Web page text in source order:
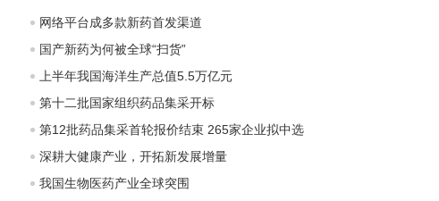
网络平台成多款新药首发渠道
国产新药为何被全球“扫货”
上半年我国海洋生产总值5.5万亿元
第十二批国家组织药品集采开标
第12批药品集采首轮报价结束 265家企业拟中选
深耕大健康产业，开拓新发展增量
我国生物医药产业全球突围